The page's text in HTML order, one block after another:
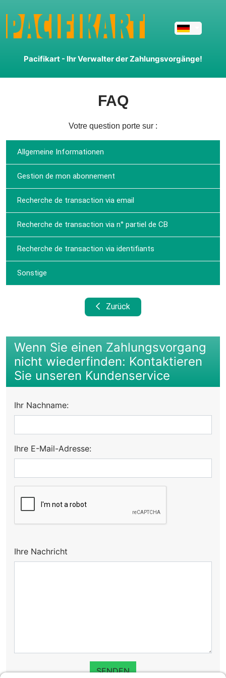
pacifikart - Ihr Verwalter der Zahlungsvorgänge!
FAQ
Votre question porte sur :
Allgemeine Informationen
Gestion de mon abonnement
Recherche de transaction via email
Recherche de transaction via n° partiel de CB
Recherche de transaction via identifiants
Sonstige
Zurück
Wenn Sie einen Zahlungsvorgang
nicht wiederfinden: Kontaktieren
Sie unseren Kundenservice
Ihr Nachname:
Ihre E-Mail-Adresse:
Ihre Nachricht
SENDEN